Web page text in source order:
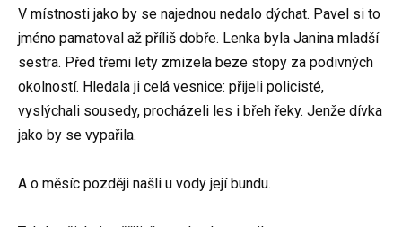
V místnosti jako by se najednou nedalo dýchat. Pavel si to
jméno pamatoval až příliš dobře. Lenka byla Janina mladší
sestra. Před třemi lety zmizela beze stopy za podivných
okolností. Hledala ji celá vesnice: přijeli policisté,
vyslýchali sousedy, procházeli les i břeh řeky. Jenže dívka
jako by se vypařila.
A o měsíc později našli u vody její bundu.